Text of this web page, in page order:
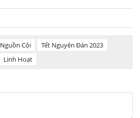
Nguồn Cội
Tết Nguyên Đán 2023
Linh Hoạt